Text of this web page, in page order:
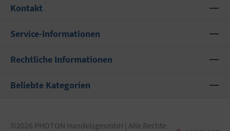
Kontakt
Service-Informationen
Rechtliche Informationen
Beliebte Kategorien
©2026 PHOTON HandelsgesmbH | Alle Rechte